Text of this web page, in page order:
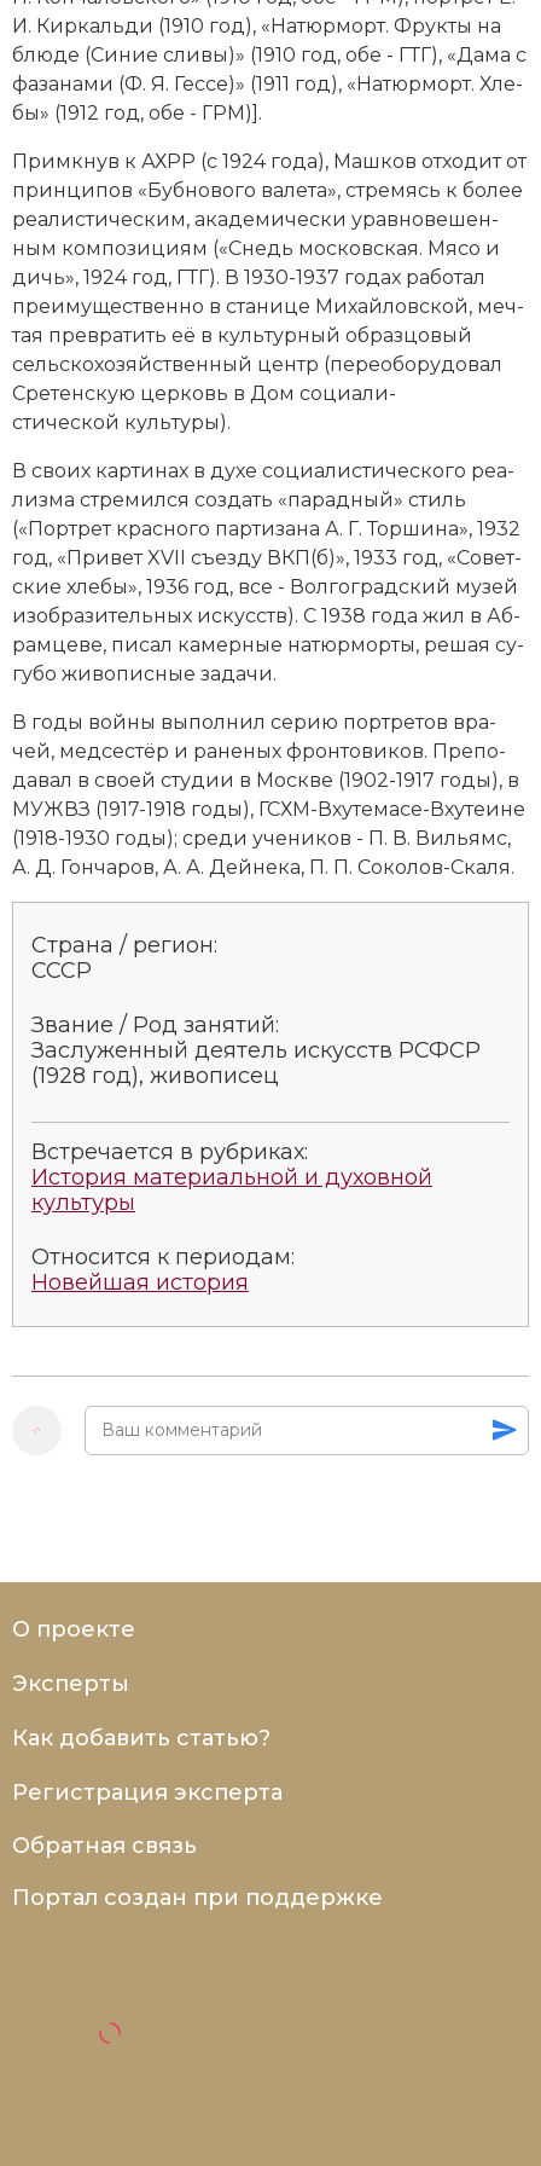
Новая история
Новейшая история
Образование
Общественные объединения и организации
Политическая история
Революции и народные движения
Религия и церковь
Северная Америка
Социально-экономическая история
Специальные исторические дисциплины
СССР
Южная Америка
И. Кир­каль­ди (1910 год), «На­тюр­морт. Фрук­ты на
блю­де (Си­ние сли­вы)» (1910 год, обе - ГТГ), «Да­ма с
фа­за­на­ми (Ф. Я. Гес­се)» (1911 год), «На­тюр­морт. Хле­
бы» (1912 год, обе - ГРМ)].
Примк­нув к АХРР (с 1924 года), Машков от­хо­дит от
прин­ци­пов «Буб­но­во­го ва­ле­та», стре­мясь к бо­лее
реа­ли­сти­че­ским, ака­де­ми­че­ски урав­но­ве­шен­
ным ком­по­зи­ци­ям («Снедь мо­с­ков­ская. Мя­со и
дичь», 1924 год, ГТГ). В 1930-1937 годах ра­бо­тал
пре­имущественно в ста­ни­це Ми­хай­лов­ской, меч­
тая пре­вра­тить её в куль­тур­ный об­раз­цо­вый
сельскохозяйственный центр (пе­ре­обо­ру­до­вал
Сре­тен­скую церковь в Дом со­циа­ли­
стической куль­ту­ры).
В сво­их кар­ти­нах в ду­хе со­циа­ли­сти­че­ско­го реа­
лиз­ма стре­мил­ся соз­дать «па­рад­ный» стиль
(«Порт­рет крас­но­го пар­ти­за­на А. Г. Тор­ши­на», 1932
год, «При­вет XVII съез­ду ВКП(б)», 1933 год, «Со­вет­
ские хле­бы», 1936 год, все - Вол­го­град­ский му­зей
изо­бра­зительных ис­кусств). С 1938 года жил в Аб­
рам­це­ве, пи­сал ка­мер­ные на­тюр­мор­ты, ре­шая су­
гу­бо жи­во­пис­ные за­да­чи.
В го­ды вой­ны вы­пол­нил се­рию порт­ре­тов вра­
чей, мед­се­стёр и ра­не­ных фрон­то­ви­ков. Пре­по­
да­вал в сво­ей сту­дии в Мо­ск­ве (1902-1917 годы), в
МУЖВЗ (1917-1918 годы), ГСХМ-Вху­те­ма­се-Вху­теи­не
(1918-1930 годы); сре­ди уче­ни­ков - П. В. Виль­ямс,
А. Д. Гон­ча­ров, А. А. Дей­не­ка, П. П. Со­ко­лов-Ска­ля.
Страна / регион:
СССР
Звание / Род занятий:
Заслуженный де­ятель ис­кусств РСФСР
(1928 год), жи­во­пи­сец
Встречается в рубриках:
История материальной и духовной
культуры
Относится к периодам:
Новейшая история
О проекте
Эксперты
Как добавить статью?
Регистрация эксперта
Обратная связь
Портал создан при поддержке